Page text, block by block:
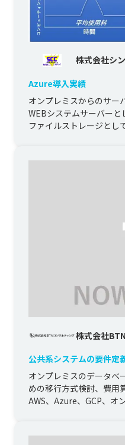
株式会社シ
Azure導入実績
オンプレミスからのサー
WEBシステムサーバーと
ファイルストレージとし
株式会社
公共系システムの要件定
オンプレミスのデータベ
めの移行方式検討、費用
AWS、Azure、GCP、オ